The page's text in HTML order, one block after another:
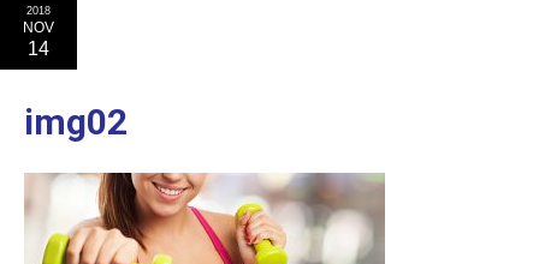
2018
NOV
14
img02